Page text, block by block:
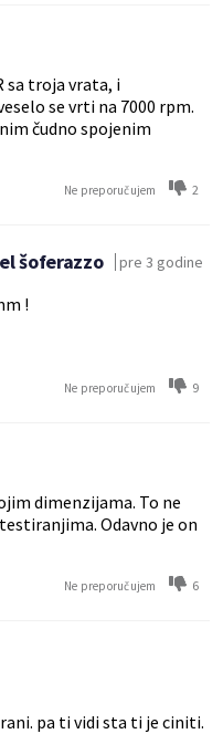
sa troja vrata, i
se vrti na 7000 rpm.
čudno spojenim
Ne preporučujem 2
šoferazzo pre 3 godine
!
Ne preporučujem 9
dimenzijama. To ne
Odavno je on
Ne preporučujem 6
pa ti vidi sta ti je ciniti.